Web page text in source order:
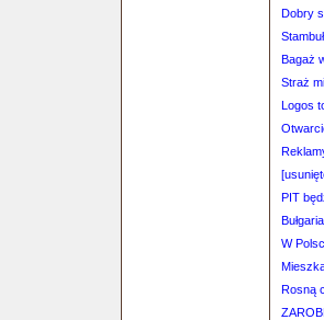
Dobry
Bagaż
Straż
Logos
PIT
W
Rosną